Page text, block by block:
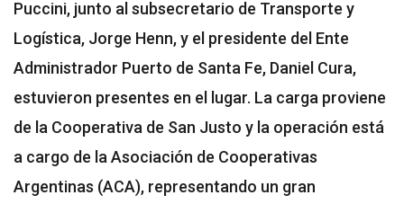
Puccini, junto al subsecretario de Transporte y
Logística, Jorge Henn, y el presidente del Ente
Administrador Puerto de Santa Fe, Daniel Cura,
estuvieron presentes en el lugar. La carga proviene
de la Cooperativa de San Justo y la operación está
a cargo de la Asociación de Cooperativas
Argentinas (ACA), representando un gran